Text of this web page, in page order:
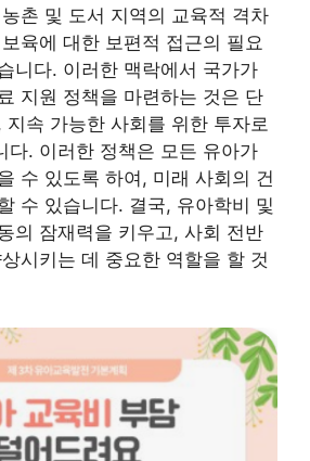
촌 및 도서 지역의 교육적 격차
육에 대한 보편적 접근의 필요
니다. 이러한 맥락에서 국가가
지원 정책을 마련하는 것은 단
지속 가능한 사회를 위한 투자로
다. 이러한 정책은 모든 유아가
수 있도록 하여, 미래 사회의 건
수 있습니다. 결국, 유아학비 및
의 잠재력을 키우고, 사회 전반
시키는 데 중요한 역할을 할 것